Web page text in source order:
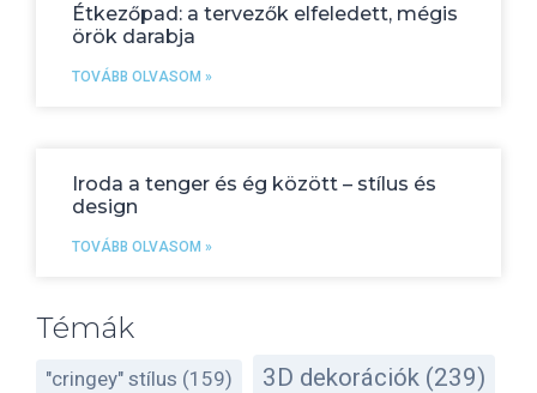
Étkezőpad: a tervezők elfeledett, mégis
örök darabja
TOVÁBB OLVASOM »
Iroda a tenger és ég között – stílus és
design
TOVÁBB OLVASOM »
Témák
"cringey" stílus (159) 3D dekorációk (239)